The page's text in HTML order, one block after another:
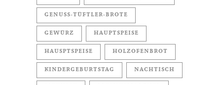
GENUSS-TÜFTLER-BROTE
GEWÜRZ HAUPTSPEISE
HAUSPTSPEISE HOLZOFENBROT
KINDERGEBURTSTAG NACHTISCH